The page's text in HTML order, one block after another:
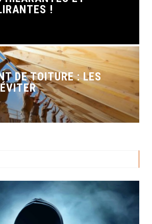
!
DE TOITURE : LES